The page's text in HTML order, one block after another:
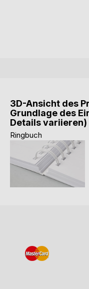
3D-Ansicht des
Grundlage des
Details variieren)
Ringbuch